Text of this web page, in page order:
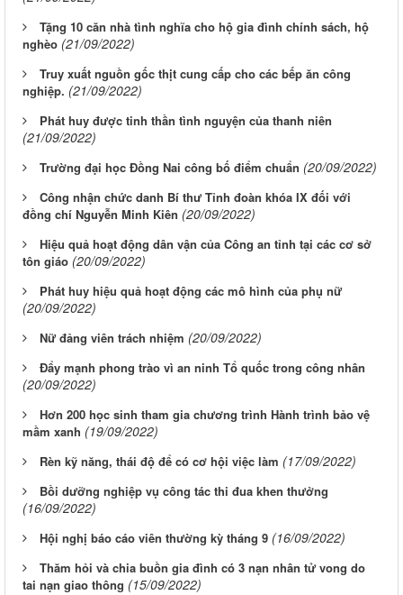
Tặng 10 căn nhà tình nghĩa cho hộ gia đình chính sách, hộ
nghèo (21/09/2022)
Truy xuất nguồn gốc thịt cung cấp cho các bếp ăn công
nghiệp. (21/09/2022)
Phát huy được tinh thần tình nguyện của thanh niên
(21/09/2022)
Trường đại học Đồng Nai công bố điểm chuẩn (20/09/2022)
Công nhận chức danh Bí thư Tỉnh đoàn khóa IX đối với
đồng chí Nguyễn Minh Kiên (20/09/2022)
Hiệu quả hoạt động dân vận của Công an tỉnh tại các cơ sở
tôn giáo (20/09/2022)
Phát huy hiệu quả hoạt động các mô hình của phụ nữ
(20/09/2022)
Nữ đảng viên trách nhiệm (20/09/2022)
Đẩy mạnh phong trào vì an ninh Tổ quốc trong công nhân
(20/09/2022)
Hơn 200 học sinh tham gia chương trình Hành trình bảo vệ
mầm xanh (19/09/2022)
Rèn kỹ năng, thái độ để có cơ hội việc làm (17/09/2022)
Bồi dưỡng nghiệp vụ công tác thi đua khen thưởng
(16/09/2022)
Hội nghị báo cáo viên thường kỳ tháng 9 (16/09/2022)
Thăm hỏi và chia buồn gia đình có 3 nạn nhân tử vong do
tai nạn giao thông (15/09/2022)